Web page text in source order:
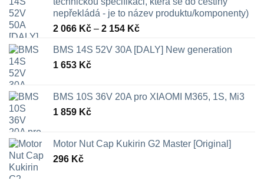
nepřekládá - je to název produktu/komponenty)
2 066 Kč – 2 154 KčRozpětí
2
154 Kč
BMS 14S 52V 30A [DALY] New generation
1 653 Kč
BMS 10S 36V 20A pro XIAOMI M365, 1S, Mi3
1 859 Kč
Motor Nut Cap Kukirin G2 Master [Original]
296 Kč